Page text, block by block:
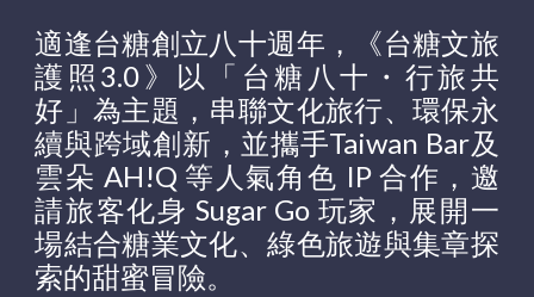
適逢台糖創立八十週年，《台糖文旅
護照3.0》以「台糖八十・行旅共
好」為主題，串聯文化旅行、環保永
續與跨域創新，並攜手Taiwan Bar及
雲朵 AH!Q 等人氣角色 IP 合作，邀
請旅客化身 Sugar Go 玩家，展開一
場結合糖業文化、綠色旅遊與集章探
索的甜蜜冒險。